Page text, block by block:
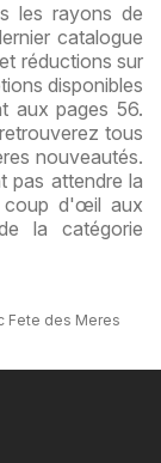
les rayons de
catalogue
réductions sur
disponibles
aux pages 56.
tous
nouveautés.
pas attendre la
coup d'œil aux
la catégorie
Fete des Meres